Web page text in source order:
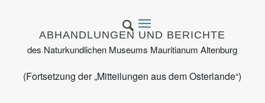
ABHANDLUNGEN UND BERICHTE
des Naturkundlichen Museums Mauritianum Altenburg
(Fortsetzung der „Mitteilungen aus dem Osterlande“)